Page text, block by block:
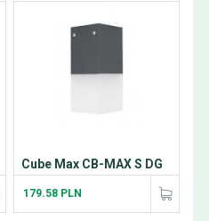
Cube Max CB-MAX S DG
179.58 PLN